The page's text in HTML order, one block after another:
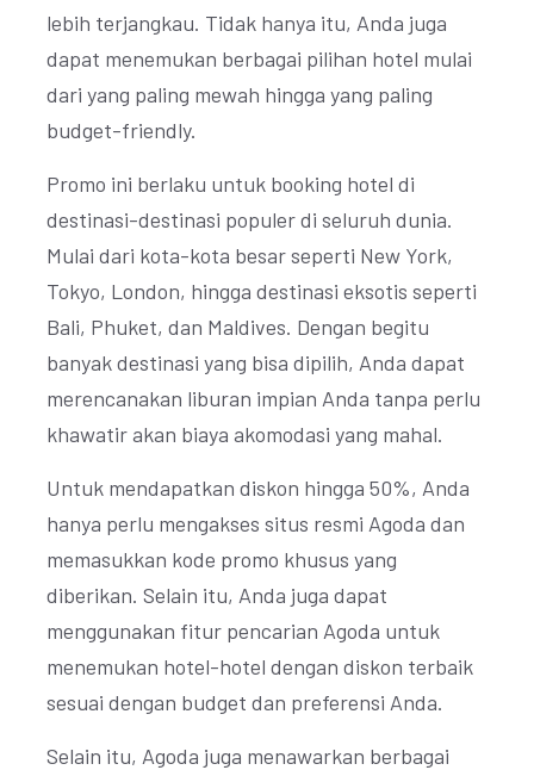
lebih terjangkau. Tidak hanya itu, Anda juga
dapat menemukan berbagai pilihan hotel mulai
dari yang paling mewah hingga yang paling
budget-friendly.
Promo ini berlaku untuk booking hotel di
destinasi-destinasi populer di seluruh dunia.
Mulai dari kota-kota besar seperti New York,
Tokyo, London, hingga destinasi eksotis seperti
Bali, Phuket, dan Maldives. Dengan begitu
banyak destinasi yang bisa dipilih, Anda dapat
merencanakan liburan impian Anda tanpa perlu
khawatir akan biaya akomodasi yang mahal.
Untuk mendapatkan diskon hingga 50%, Anda
hanya perlu mengakses situs resmi Agoda dan
memasukkan kode promo khusus yang
diberikan. Selain itu, Anda juga dapat
menggunakan fitur pencarian Agoda untuk
menemukan hotel-hotel dengan diskon terbaik
sesuai dengan budget dan preferensi Anda.
Selain itu, Agoda juga menawarkan berbagai